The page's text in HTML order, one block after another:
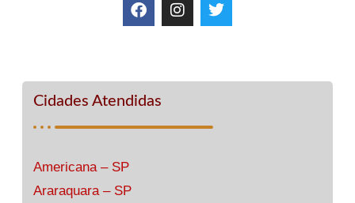
Cidades Atendidas
Americana – SP
Araraquara – SP